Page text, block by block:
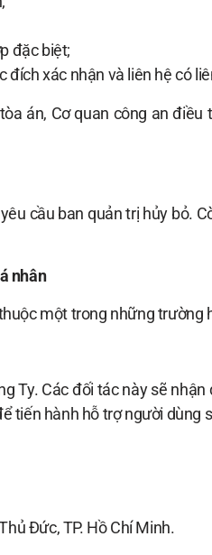
đặc biệt;
xác nhận và liên hệ có
án, Cơ quan công an
cầu ban quản trị hủy bỏ.
nhân
một trong những trường
Ty. Các đối tác này sẽ
tiến hành hỗ trợ người dùng
Đức, TP. Hồ Chí Minh.